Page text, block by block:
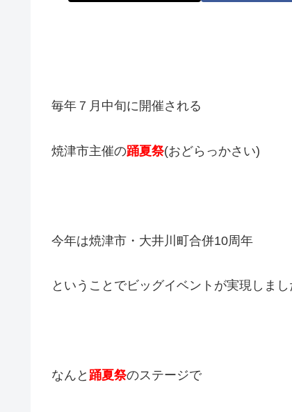
毎年７月中旬に開催される
焼津市主催の踊夏祭(おどらっかさい)
今年は焼津市・大井川町合併10周年
ということでビッグイベントが実現しまし
なんと 踊夏祭のステージで